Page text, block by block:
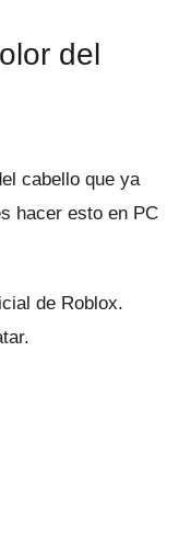
del
cabello que ya
hacer esto en PC
de Roblox.